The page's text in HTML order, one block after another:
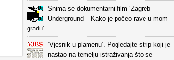
Snima se dokumentarni film ‘Zagreb
Underground – Kako je počeo rave u mom
gradu’
‘Vjesnik u plamenu‘. Pogledajte strip koji je
nastao na temelju istraživanja što se